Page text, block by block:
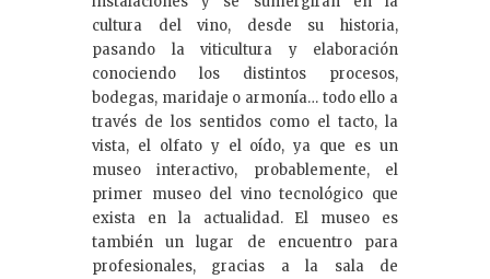
cultura del vino, desde su historia,
pasando la viticultura y elaboración
conociendo los distintos procesos,
bodegas, maridaje o armonía… todo ello a
través de los sentidos como el tacto, la
vista, el olfato y el oído, ya que es un
museo interactivo, probablemente, el
primer museo del vino tecnológico que
exista en la actualidad. El museo es
también un lugar de encuentro para
profesionales, gracias a la sala de